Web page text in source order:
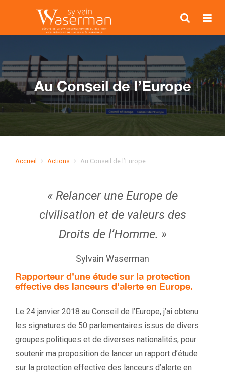
Accueil Actions Au Conseil de l’Europe
Au Conseil de l’Europe
« Relancer une Europe de
civilisation et de valeurs des
Droits de l’Homme. »
Sylvain Waserman
Rapporteur d’une étude sur la protection
effective des lanceurs d’alerte en Europe.
Le 24 janvier 2018 au Conseil de l’Europe, j’ai obtenu
les signatures de 50 parlementaires issus de divers
groupes politiques et de diverses nationalités, pour
soutenir ma proposition de lancer un rapport d’étude
sur la protection effective des lanceurs d’alerte en